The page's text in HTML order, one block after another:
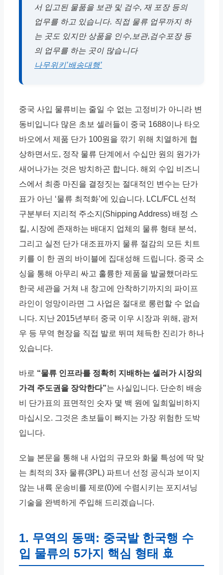
서 입고된 물품을 보관 및 검수, 재 포장 등의
업무를 하고 있습니다. 직접 물류 업무까지 하
는 곳도 있지만 상품을 인수,보관,검수포장 등
의 업무를 하는 곳이 많습니다
나무위키’배송대행’
중국 사입 물류비는 줄일 수 없는 고정비가 아니라 변
동비입니다 많은 초보 셀러들이 중국 1688이나 타오
바오에서 제품 단가 100원을 깎기 위해 치열하게 협
상하면서도, 정작 물류 단계에서 수십만 원의 원가가
새어나가는 것은 방치하곤 합니다. 해외 수입 비즈니
스에서 최종 마진을 결정짓는 절대적인 변수는 단가
표가 아닌 ‘물류 최적화’에 있습니다. LCL/FCL 선적
구분부터 지리적 주소지(Shipping Address) 배정 스
킬, 시장에 존재하는 배대지 업체의 물류 형태 분석,
그리고 실전 단가 대조표까지 물류 절감의 모든 치트
키를 이 한 권의 바이블에 집대성해 드립니다. 중국 소
싱을 통해 아무리 싸고 훌륭한 제품을 발굴했더라도
한국 세관을 거쳐 내 창고에 안착하기까지의 파이프
라인이 엉망이라면 그 사업은 절대로 롱런할 수 없습
니다. 지난 2015년부터 중국 이우 시장과 위해, 광저
우 등 무역 현장을 직접 발로 뛰며 체득한 진리가 하나
있습니다.
바로 “물류 인프라를 정확히 지배하는 셀러가 시장의
가격 주도권을 장악한다”는 사실입니다. 단순히 배송
비 단가표의 표면적인 숫자 몇 백 원에 일희일비하지
마십시오. 그것은 초보들이 빠지는 가장 위험한 도박
입니다.
오늘 본문을 통해 내 사업의 규모와 화물 특성에 딱 맞
는 최적의 3자 물류(3PL) 파트너 선정 공식과 보이지
않는 내륙 운송비를 제로(0)에 수렴시키는 포지셔닝
기술을 완벽하게 주입해 드리겠습니다.
1. 무역의 동맥: 중국발 한국행 수
입 물류의 5가지 핵심 형태 🚢